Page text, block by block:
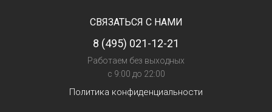
СВЯЗАТЬСЯ С НАМИ
8 (495) 021-12-21
Работаем без выходных
с 9:00 до 22:00
Политика конфиденциальности